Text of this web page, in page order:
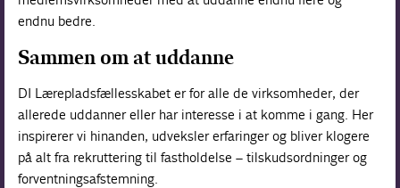
endnu bedre.
Sammen om at uddanne
DI Lærepladsfællesskabet er for alle de virksomheder, der
allerede uddanner eller har interesse i at komme i gang. Her
inspirerer vi hinanden, udveksler erfaringer og bliver klogere
på alt fra rekruttering til fastholdelse – tilskudsordninger og
forventningsafstemning.